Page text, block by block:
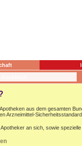
aus dem gesamten
Arzneimittel-
an sich, sowie